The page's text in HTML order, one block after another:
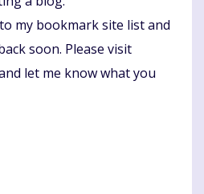
my bookmark site list and
soon. Please visit
let me know what you